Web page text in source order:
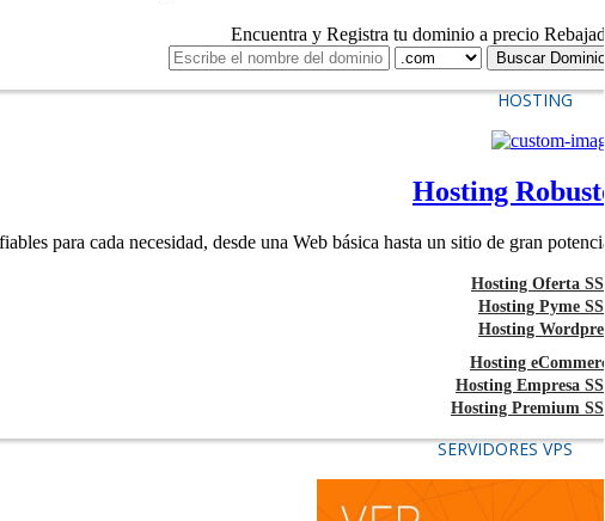
Encuentra y Registra tu dominio a precio
HOSTING
Hosting
para cada necesidad, desde una Web básica hasta un sitio de gran
Hosting Oferta
Hosting Pyme
Hosting
Hosting
Hosting Empresa
Hosting Premium
SERVIDORES VPS